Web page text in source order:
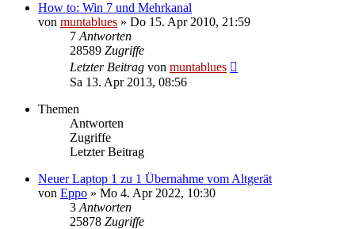
How to: Win 7 und Mehrkanal
von muntablues » Do 15. Apr 2010, 21:59
7 Antworten
28589 Zugriffe
Letzter Beitrag von muntablues
Sa 13. Apr 2013, 08:56
Themen
Antworten
Zugriffe
Letzter Beitrag
Neuer Laptop 1 zu 1 Übernahme vom Altgerät
von Eppo » Mo 4. Apr 2022, 10:30
3 Antworten
25878 Zugriffe